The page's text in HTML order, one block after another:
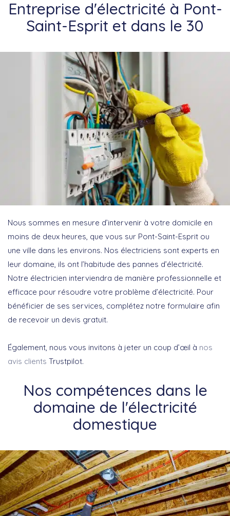
Entreprise d'électricité à Pont-
Saint-Esprit et dans le 30
Nous sommes en mesure d’intervenir à votre domicile en
moins de deux heures, que vous sur Pont-Saint-Esprit ou
une ville dans les environs. Nos électriciens sont experts en
leur domaine, ils ont l’habitude des pannes d’électricité.
Notre électricien interviendra de manière professionnelle et
efficace pour résoudre votre problème d’électricité. Pour
bénéficier de ses services, complétez notre formulaire afin
de recevoir un devis gratuit.
Également, nous vous invitons à jeter un coup d’œil à nos
avis clients Trustpilot.
Nos compétences dans le
domaine de l'électricité
domestique